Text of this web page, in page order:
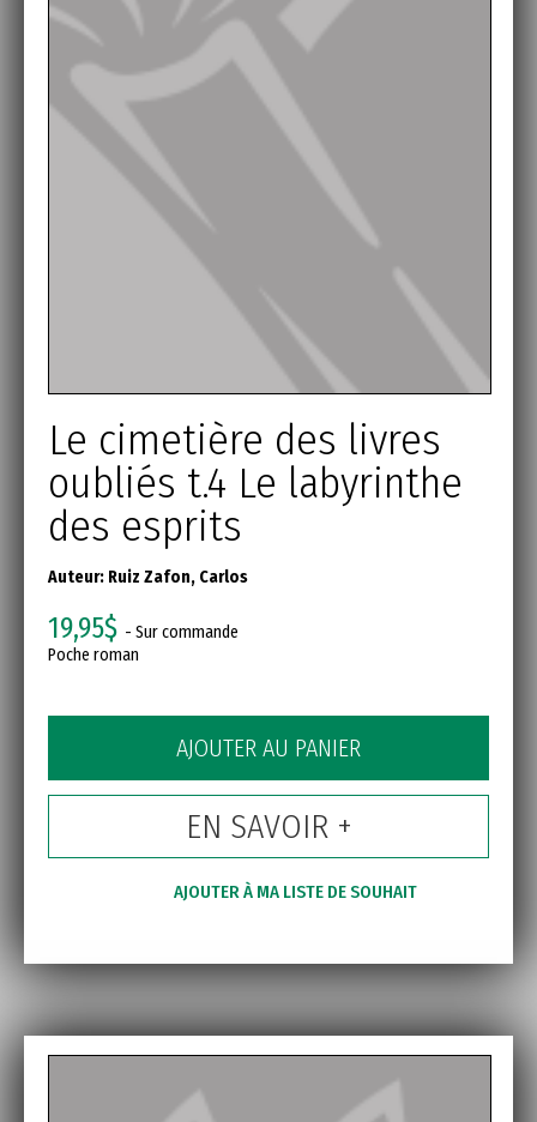
Le cimetière des livres
oubliés t.4 Le labyrinthe
des esprits
Auteur: Ruiz Zafon, Carlos
19,95$ - Sur commande
Poche roman
AJOUTER AU PANIER
EN SAVOIR +
AJOUTER À MA LISTE DE SOUHAIT